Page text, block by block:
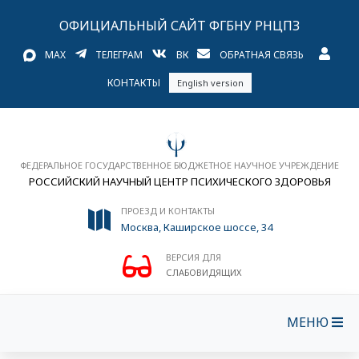
ОФИЦИАЛЬНЫЙ САЙТ ФГБНУ РНЦПЗ
MAX ТЕЛЕГРАМ ВК ОБРАТНАЯ СВЯЗЬ
КОНТАКТЫ English version
ФЕДЕРАЛЬНОЕ ГОСУДАРСТВЕННОЕ БЮДЖЕТНОЕ НАУЧНОЕ УЧРЕЖДЕНИЕ
РОССИЙСКИЙ НАУЧНЫЙ ЦЕНТР ПСИХИЧЕСКОГО ЗДОРОВЬЯ
ПРОЕЗД И КОНТАКТЫ
Москва, Каширское шоссе, 34
ВЕРСИЯ ДЛЯ
СЛАБОВИДЯЩИХ
МЕНЮ